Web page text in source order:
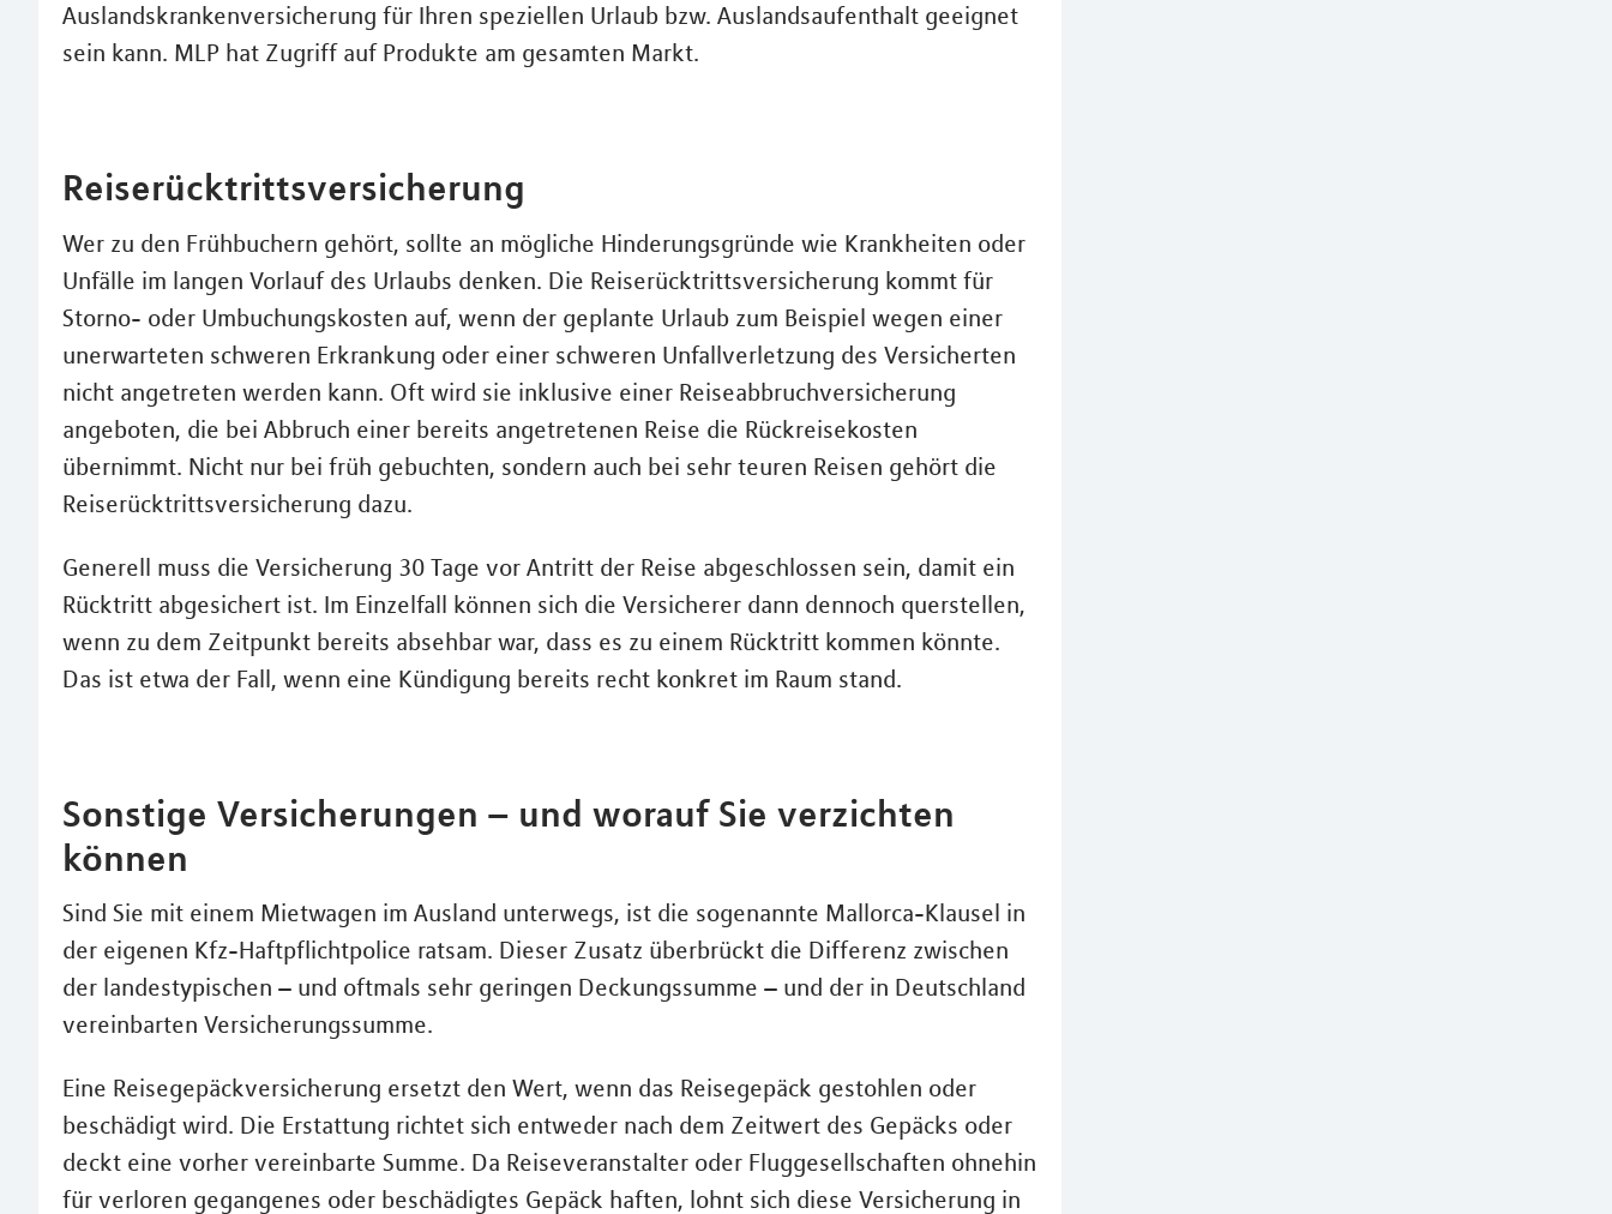
Auslandskrankenversicherung für Ihren speziellen Urlaub bzw. Auslandsaufenthalt geeignet
sein kann. MLP hat Zugriff auf Produkte am gesamten Markt.
Reiserücktrittsversicherung
Wer zu den Frühbuchern gehört, sollte an mögliche Hinderungsgründe wie Krankheiten oder
Unfälle im langen Vorlauf des Urlaubs denken. Die Reiserücktrittsversicherung kommt für
Storno- oder Umbuchungskosten auf, wenn der geplante Urlaub zum Beispiel wegen einer
unerwarteten schweren Erkrankung oder einer schweren Unfallverletzung des Versicherten
nicht angetreten werden kann. Oft wird sie inklusive einer Reiseabbruchversicherung
angeboten, die bei Abbruch einer bereits angetretenen Reise die Rückreisekosten
übernimmt. Nicht nur bei früh gebuchten, sondern auch bei sehr teuren Reisen gehört die
Reiserücktrittsversicherung dazu.
Generell muss die Versicherung 30 Tage vor Antritt der Reise abgeschlossen sein, damit ein
Rücktritt abgesichert ist. Im Einzelfall können sich die Versicherer dann dennoch querstellen,
wenn zu dem Zeitpunkt bereits absehbar war, dass es zu einem Rücktritt kommen könnte.
Das ist etwa der Fall, wenn eine Kündigung bereits recht konkret im Raum stand.
Sonstige Versicherungen – und worauf Sie verzichten
können
Sind Sie mit einem Mietwagen im Ausland unterwegs, ist die sogenannte Mallorca-Klausel in
der eigenen Kfz-Haftpflichtpolice ratsam. Dieser Zusatz überbrückt die Differenz zwischen
der landestypischen – und oftmals sehr geringen Deckungssumme – und der in Deutschland
vereinbarten Versicherungssumme.
Eine Reisegepäckversicherung ersetzt den Wert, wenn das Reisegepäck gestohlen oder
beschädigt wird. Die Erstattung richtet sich entweder nach dem Zeitwert des Gepäcks oder
deckt eine vorher vereinbarte Summe. Da Reiseveranstalter oder Fluggesellschaften ohnehin
für verloren gegangenes oder beschädigtes Gepäck haften, lohnt sich diese Versicherung in